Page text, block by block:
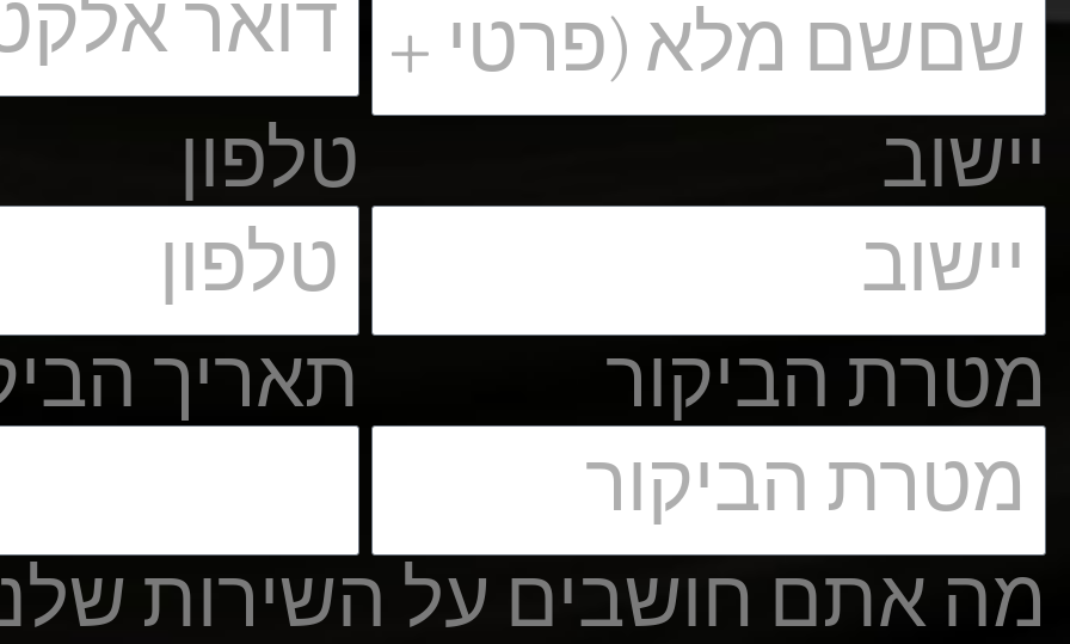
יישוב טלפון
מטרת הביקור תאריך
מה אתם חושבים על השירות